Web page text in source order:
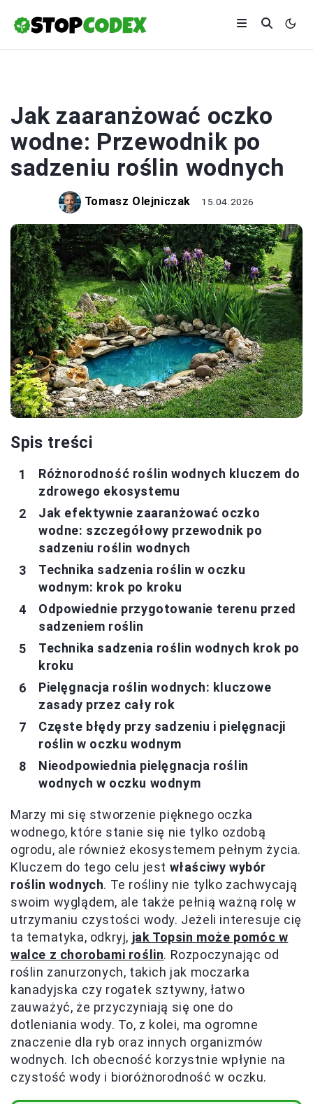
Jak zaaranżować oczko
wodne: Przewodnik po
sadzeniu roślin wodnych
Tomasz Olejniczak 15.04.2026
Spis treści
Różnorodność roślin wodnych kluczem do
zdrowego ekosystemu
Jak efektywnie zaaranżować oczko
wodne: szczegółowy przewodnik po
sadzeniu roślin wodnych
Technika sadzenia roślin w oczku
wodnym: krok po kroku
Odpowiednie przygotowanie terenu przed
sadzeniem roślin
Technika sadzenia roślin wodnych krok po
kroku
Pielęgnacja roślin wodnych: kluczowe
zasady przez cały rok
Częste błędy przy sadzeniu i pielęgnacji
roślin w oczku wodnym
Nieodpowiednia pielęgnacja roślin
wodnych w oczku wodnym
Marzy mi się stworzenie pięknego oczka
wodnego, które stanie się nie tylko ozdobą
ogrodu, ale również ekosystemem pełnym życia.
Kluczem do tego celu jest właściwy wybór
roślin wodnych. Te rośliny nie tylko zachwycają
swoim wyglądem, ale także pełnią ważną rolę w
utrzymaniu czystości wody. Jeżeli interesuje cię
ta tematyka, odkryj, jak Topsin może pomóc w
walce z chorobami roślin. Rozpoczynając od
roślin zanurzonych, takich jak moczarka
kanadyjska czy rogatek sztywny, łatwo
zauważyć, że przyczyniają się one do
dotleniania wody. To, z kolei, ma ogromne
znaczenie dla ryb oraz innych organizmów
wodnych. Ich obecność korzystnie wpłynie na
czystość wody i bioróżnorodność w oczku.